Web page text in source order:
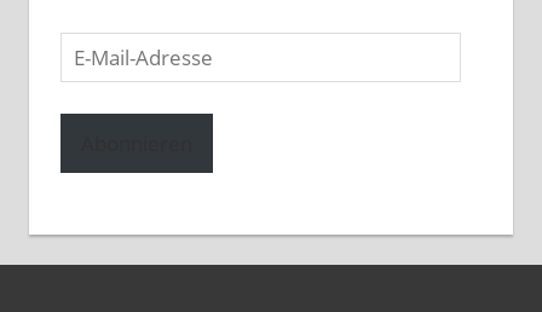
E-
Mail-
Adresse